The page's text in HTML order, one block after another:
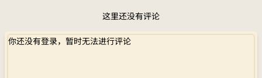
这里还没有评论
你还没有登录，暂时无法进行评论